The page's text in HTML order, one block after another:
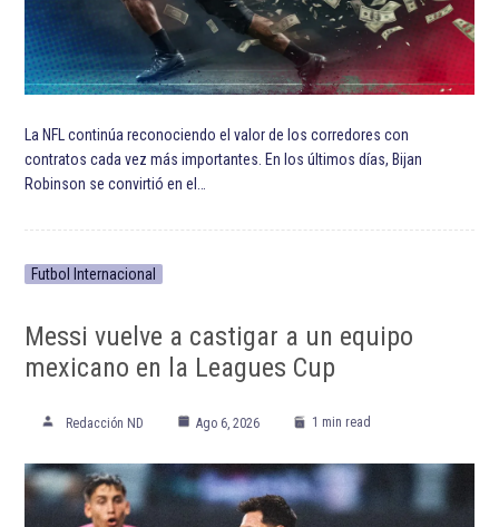
La NFL continúa reconociendo el valor de los corredores con
contratos cada vez más importantes. En los últimos días, Bijan
Robinson se convirtió en el…
Futbol Internacional
Messi vuelve a castigar a un equipo
mexicano en la Leagues Cup
Redacción ND Ago 6, 2026 1 min read